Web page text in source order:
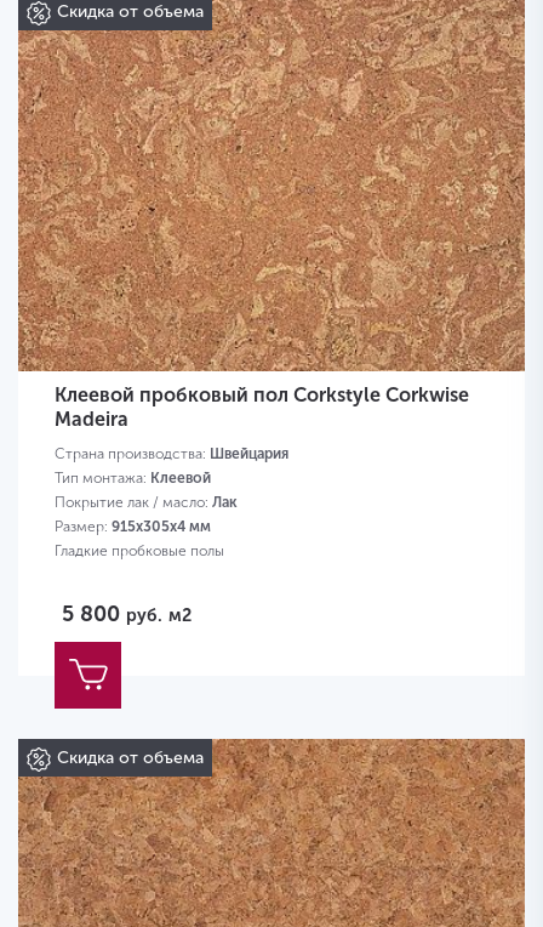
Скидка от объема
Клеевой пробковый пол Corkstyle Corkwise
Madeira
Страна производства: Швейцария
Тип монтажа: Клеевой
Покрытие лак / масло: Лак
Размер: 915х305х4 мм
Гладкие пробковые полы
5 800 руб. м2
Скидка от объема